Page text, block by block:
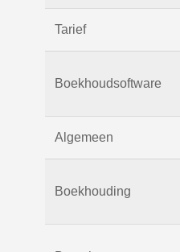
Tarief
Boekhoudsoftware
Algemeen
Boekhouding